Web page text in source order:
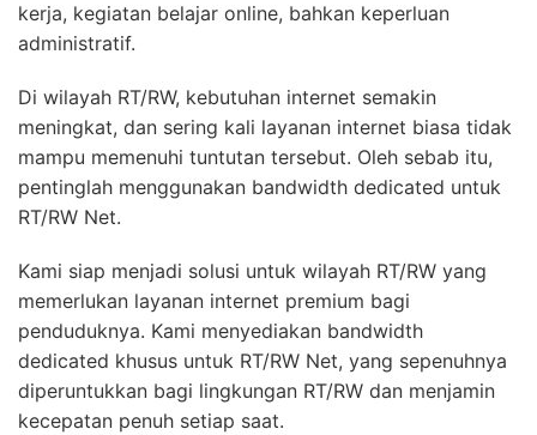
kerja, kegiatan belajar online, bahkan keperluan
administratif.
Di wilayah RT/RW, kebutuhan internet semakin
meningkat, dan sering kali layanan internet biasa tidak
mampu memenuhi tuntutan tersebut. Oleh sebab itu,
pentinglah menggunakan bandwidth dedicated untuk
RT/RW Net.
Kami siap menjadi solusi untuk wilayah RT/RW yang
memerlukan layanan internet premium bagi
penduduknya. Kami menyediakan bandwidth
dedicated khusus untuk RT/RW Net, yang sepenuhnya
diperuntukkan bagi lingkungan RT/RW dan menjamin
kecepatan penuh setiap saat.